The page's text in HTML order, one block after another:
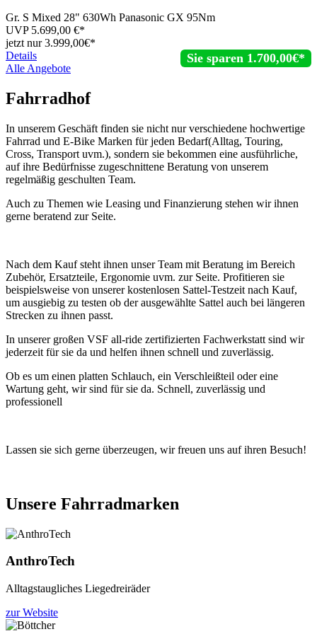
Gr. S Mixed 28" 630Wh Panasonic GX 95Nm
UVP 5.699,00 €*
jetzt nur3.999,00€*
Sie sparen 1.700,00€*
Details
Alle Angebote
Fahrradhof
In unserem Geschäft finden sie nicht nur verschiedene hochwertige
Fahrrad und E-Bike Marken für jeden Bedarf(Alltag, Touring,
Cross, Transport uvm.), sondern sie bekommen eine ausführliche,
auf ihre Bedürfnisse zugeschnittene Beratung von unserem
regelmäßig geschulten Team.
Auch zu Themen wie Leasing und Finanzierung stehen wir ihnen
gerne beratend zur Seite.
Nach dem Kauf steht ihnen unser Team mit Beratung im Bereich
Zubehör, Ersatzteile, Ergonomie uvm. zur Seite. Profitieren sie
beispielsweise von unserer kostenlosen Sattel-Testzeit nach Kauf,
um ausgiebig zu testen ob der ausgewählte Sattel auch bei längeren
Strecken zu ihnen passt.
In unserer großen VSF all-ride zertifizierten Fachwerkstatt sind wir
jederzeit für sie da und helfen ihnen schnell und zuverlässig.
Ob es um einen platten Schlauch, ein Verschleißteil oder eine
Wartung geht, wir sind für sie da. Schnell, zuverlässig und
professionell
Lassen sie sich gerne überzeugen, wir freuen uns auf ihren Besuch!
Unsere Fahrradmarken
AnthroTech
Alltagstaugliches Liegedreiräder
zur Website